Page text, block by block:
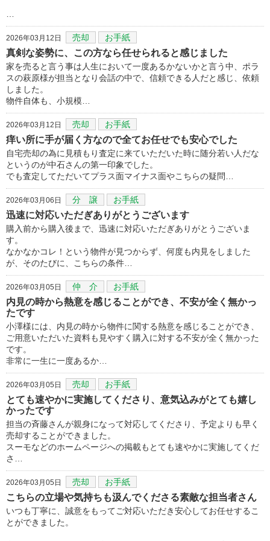
2026年03月12日 売却 お手紙
真剣な姿勢に、この方なら任せられると感じました
家を売ると言う事は人生において一度あるかないかと言う中、ポラ
スの萩原様が担当となり会話の中で、信頼できる人だと感じ、依頼
しました。
物件自体も、小規模…
2026年03月12日 売却 お手紙
痒い所に手が届く方なので全てお任せでも安心でした
自宅売却の為に見積もり査定に来ていただいた時に随分若い人だな
というのが中石さんの第一印象でした。
でも査定してただいてプラス面マイナス面やこちらの疑問…
2026年03月06日 分 譲 お手紙
迅速に対応いただぎありがとうございます
購入前から購入後まで、迅速に対応いただぎありがとうございま
す。
なかなかコレ！という物件が見つからず、何度も内見をしました
が、そのたびに、こちらの条件…
2026年03月05日 仲 介 お手紙
内見の時から熱意を感じることができ、不安が全く無かっ
たです
小澤様には、内見の時から物件に関する熱意を感じることができ、
ご用意いただいた資料も見やすく購入に対する不安が全く無かった
です。
非常に一生に一度あるか…
2026年03月05日 売却 お手紙
とても速やかに実施してくださり、意気込みがとても嬉し
かったです
担当の斉藤さんが親身になって対応してくださり、予定よりも早く
売却することができました。
スーモなどのホームページへの掲載もとても速やかに実施してくだ
さ…
2026年03月05日 売却 お手紙
こちらの立場や気持ちも汲んでくださる素敵な担当者さん
いつも丁寧に、誠意をもってご対応いただき安心してお任せするこ
とができました。